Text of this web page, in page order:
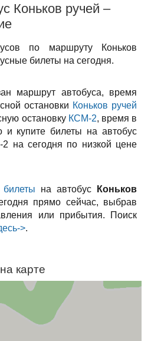
Коньков ручей –
по маршруту Коньков
билеты на сегодня.
маршрут автобуса, время
остановки Коньков ручей
остановку КСМ-2, время в
и купите билеты на автобус
на сегодня по низкой цене
билеты на автобус
Коньков
прямо сейчас, выбрав
или прибытия. Поиск
>.
карте